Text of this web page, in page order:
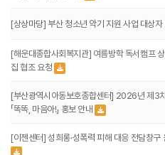
[상상마당] 부산 청소년 악기 지원 사업 대상자
[해운대종합사회복지관] 여름방학 독서캠프
집 협조 요청
[부산광역시아동보호종합센터] 2026년 제3
「똑똑, 마음아!」 홍보 안내
[이젠센터] 성희롱·성폭력 피해 대응 전담창구